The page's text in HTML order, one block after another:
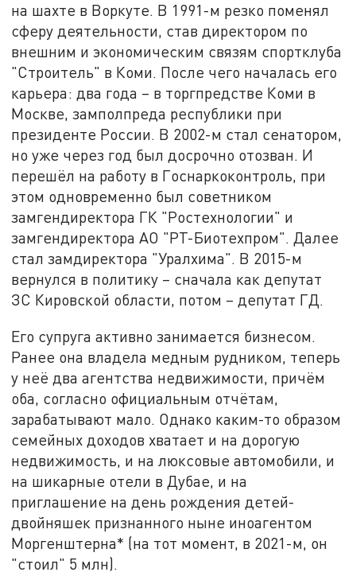
на шахте в Воркуте. В 1991-м резко поменял
сферу деятельности, став директором по
внешним и экономическим связям спортклуба
"Строитель" в Коми. После чего началась его
карьера: два года – в торгпредстве Коми в
Москве, замполпреда республики при
президенте России. В 2002-м стал сенатором,
но уже через год был досрочно отозван. И
перешёл на работу в Госнаркоконтроль, при
этом одновременно был советником
замгендиректора ГК "Ростехнологии" и
замгендиректора АО "РТ-Биотехпром". Далее
стал замдиректора "Уралхима". В 2015-м
вернулся в политику – сначала как депутат
ЗС Кировской области, потом – депутат ГД.
Его супруга активно занимается бизнесом.
Ранее она владела медным рудником, теперь
у неё два агентства недвижимости, причём
оба, согласно официальным отчётам,
зарабатывают мало. Однако каким-то образом
семейных доходов хватает и на дорогую
недвижимость, и на люксовые автомобили, и
на шикарные отели в Дубае, и на
приглашение на день рождения детей-
двойняшек признанного ныне иноагентом
Моргенштерна* (на тот момент, в 2021-м, он
"стоил" 5 млн).